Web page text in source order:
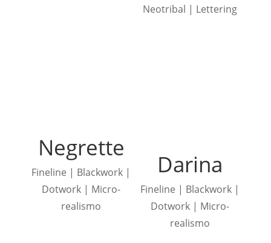
Negrette
Fineline | Blackwork |
Dotwork | Micro-
realismo
Neotribal | Lettering
Darina
Fineline | Blackwork |
Dotwork | Micro-
realismo